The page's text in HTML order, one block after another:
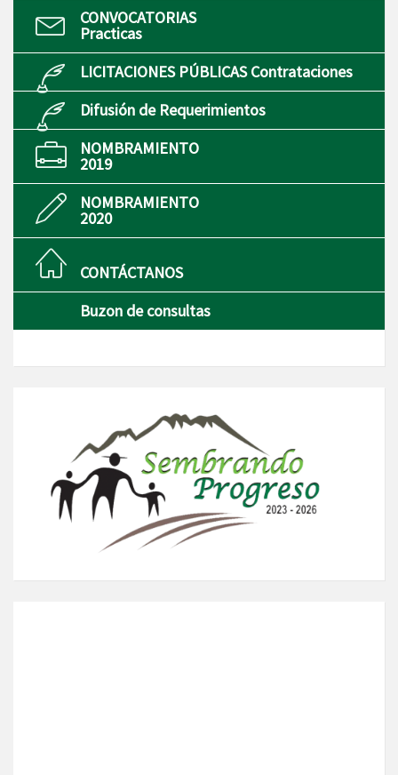
CONVOCATORIAS
Practicas
LICITACIONES PÚBLICAS Contrataciones
Difusión de Requerimientos
NOMBRAMIENTO
2019
NOMBRAMIENTO
2020
CONTÁCTANOS
Buzon de consultas